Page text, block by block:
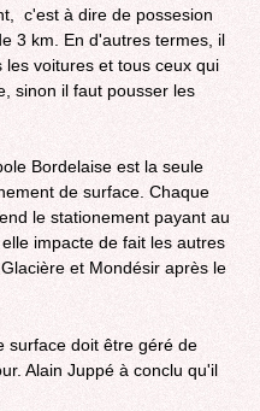
c'est à dire de possesion
3 km. En d'autres termes, il
voitures et tous ceux qui
sinon il faut pousser les
Bordelaise est la seule
de surface. Chaque
le stationement payant au
impacte de fait les autres
et Mondésir après le
surface doit être géré de
Alain Juppé à conclu qu'il